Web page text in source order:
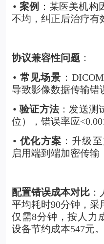
• 案例 ：某医美机
不均，纠正后治疗有
协议兼容性问题：
• 常见场景 ：
导致影像数据传输错
• 验证方法：发送测
位），错误率应
• 优化方案 ：升级
启用端到端加密传输
配置错误成本对比：
平均耗时90分钟，
仅需8分钟，按人力
设备节约成本547元。